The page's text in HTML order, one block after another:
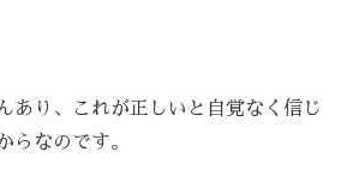
あり、これが正しいと自覚なく信じ
らなのです。